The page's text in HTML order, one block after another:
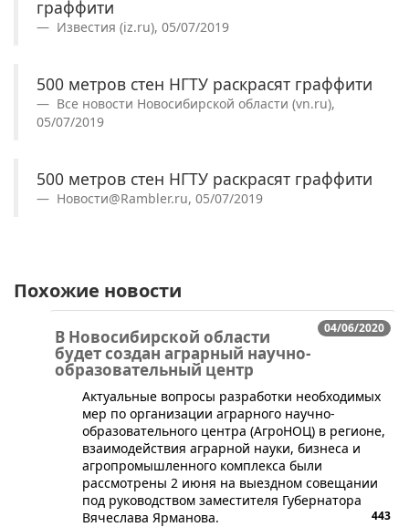
граффити
Известия (iz.ru), 05/07/2019
500 метров стен НГТУ раскрасят граффити
Все новости Новосибирской области (vn.ru),
05/07/2019
500 метров стен НГТУ раскрасят граффити
Новости@Rambler.ru, 05/07/2019
Похожие новости
04/06/2020
В Новосибирской области
будет создан аграрный научно-
образовательный центр
Актуальные вопросы разработки необходимых
мер по организации аграрного научно-
образовательного центра (АгроНОЦ) в регионе,
взаимодействия аграрной науки, бизнеса и
агропромышленного комплекса были
рассмотрены 2 июня на выездном совещании
под руководством заместителя Губернатора
Вячеслава Ярманова.
443